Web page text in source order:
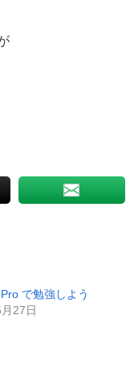
で勉強しよう
27日